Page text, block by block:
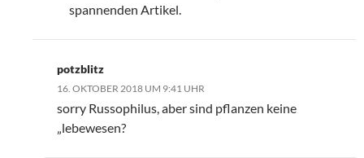
spannenden Artikel.
potzblitz
16. OKTOBER 2018 UM 9:41 UHR
sorry Russophilus, aber sind pflanzen keine
„lebewesen?